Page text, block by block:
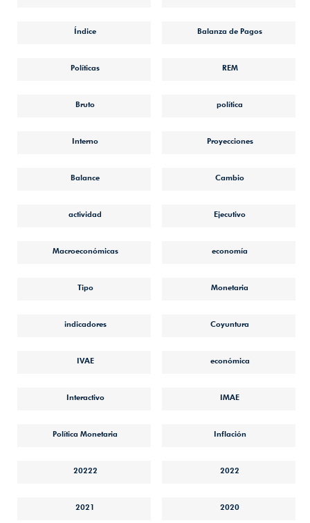
Índice Balanza de Pagos
Políticas REM
Bruto política
Interno Proyecciones
Balance Cambio
actividad Ejecutivo
Macroeconómicas economía
Tipo Monetaria
indicadores Coyuntura
IVAE económica
Interactivo IMAE
Política Monetaria Inflación
20222 2022
2021 2020